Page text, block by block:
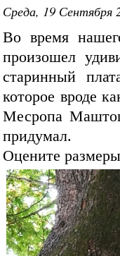
Среда, 19 Сентября
Во время
произошел
старинный
которое вроде
Месропа
придумал.
Оцените